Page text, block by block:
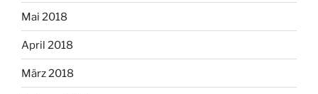
Mai 2018
April 2018
März 2018